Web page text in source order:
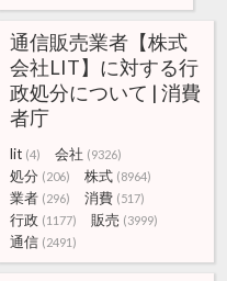
通信販売業者【株式
会社LIT】に対する行
政処分について | 消費
者庁
lit (4) 会社 (9326)
処分 (206) 株式 (8964)
業者 (296) 消費 (517)
行政 (1177) 販売 (3999)
通信 (2491)